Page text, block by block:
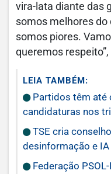
vira-lata diante das
somos melhores
somos piores.
queremos
LEIA TAMBÉM:
Partidos têm até
candidaturas nos
TSE cria
desinformação e
Federação